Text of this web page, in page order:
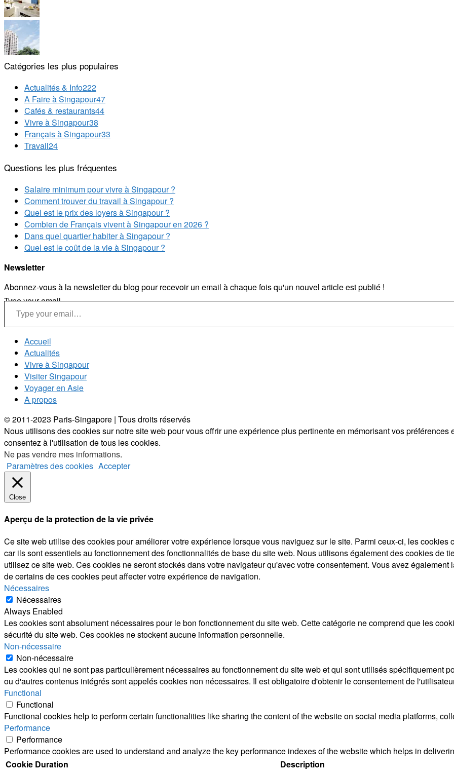
Catégories les plus populaires
Actualités & Info222
A Faire à Singapour47
Cafés & restaurants44
Vivre à Singapour38
Français à Singapour33
Travail24
Questions les plus fréquentes
Salaire minimum pour vivre à Singapour ?
Comment trouver du travail à Singapour ?
Quel est le prix des loyers à Singapour ?
Combien de Français vivent à Singapour en 2026 ?
Dans quel quartier habiter à Singapour ?
Quel est le coût de la vie à Singapour ?
Newsletter
Abonnez-vous à la newsletter du blog pour recevoir un email à chaque fois qu'un nouvel article est publié !
Type your email…
Accueil
Actualités
Vivre à Singapour
Visiter Singapour
Voyager en Asie
A propos
© 2011-2023 Paris-Singapore | Tous droits réservés
Nous utilisons des cookies sur notre site web pour vous offrir une expérience plus pertinente en mémorisant vos
consentez à l'utilisation de tous les cookies.
Ne pas vendre mes informations.
Paramètres des cookies Accepter
Close
Aperçu de la protection de la vie privée
Ce site web utilise des cookies pour améliorer votre expérience lorsque vous naviguez sur le site. Parmi ceux-ci, les
car ils sont essentiels au fonctionnement des fonctionnalités de base du site web. Nous utilisons également des cookies de
utilisez ce site web. Ces cookies ne seront stockés dans votre navigateur qu'avec votre consentement. Vous avez
de certains de ces cookies peut affecter votre expérience de navigation.
Nécessaires
Nécessaires
Always Enabled
Les cookies sont absolument nécessaires pour le bon fonctionnement du site web. Cette catégorie ne comprend que les
sécurité du site web. Ces cookies ne stockent aucune information personnelle.
Non-nécessaire
Non-nécessaire
Les cookies qui ne sont pas particulièrement nécessaires au fonctionnement du site web et qui sont utilisés spécifiquement
ou d'autres contenus intégrés sont appelés cookies non nécessaires. Il est obligatoire d'obtenir le consentement de
Functional
Functional
Functional cookies help to perform certain functionalities like sharing the content of the website on social media platforms,
Performance
Performance
Performance cookies are used to understand and analyze the key performance indexes of the website which helps in
Cookie Duration
Description